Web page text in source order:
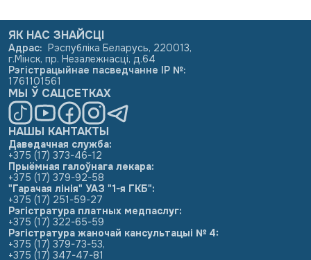
НАШЫ КАНТАКТЫ
Даведачная служба:
+375 (17) 373-46-12
Прыёмная галоўнага лекара:
+375 (17) 379-92-58
"Гарачая лінія" УАЗ "1-я ГКБ":
+375 (17) 251-59-27
Рэгістратура платных медпаслуг:
+375 (17) 322-65-59
Рэгістратура жаночай кансультацыі № 4:
+375 (17) 379-73-53,
+375 (17) 347-47-81
ЯК НАС ЗНАЙСЦІ
Адрас: Рэспубліка Беларусь, 220013,
г.Мінск, пр. Незалежнасці, д.64
Рэгістрацыйнае пасведчанне ІР №:
1761101561
МЫ Ў САЦСЕТКАХ